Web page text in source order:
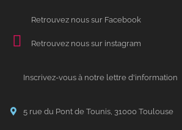
Retrouvez nous sur Facebook
Retrouvez nous sur instagram
Inscrivez-vous à notre lettre d'information
5 rue du Pont de Tounis, 31000 Toulouse